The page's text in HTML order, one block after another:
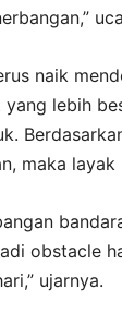
naik
lebih
maka
obstacle
ujarnya.